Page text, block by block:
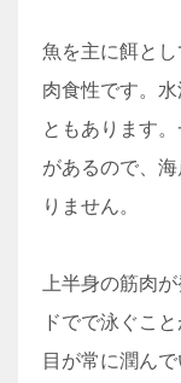
魚を主に餌と
肉食性です。
ともあります
があるので、
りません。
上半身の筋肉
ドでで泳ぐこ
目が常に潤ん